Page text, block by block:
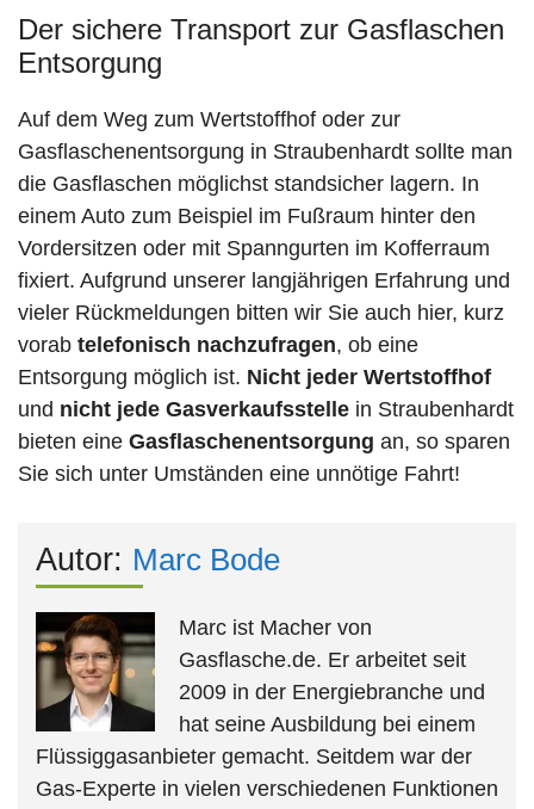
Der sichere Transport zur Gasflaschen
Entsorgung
Auf dem Weg zum Wertstoffhof oder zur
Gasflaschenentsorgung in Straubenhardt sollte man
die Gasflaschen möglichst standsicher lagern. In
einem Auto zum Beispiel im Fußraum hinter den
Vordersitzen oder mit Spanngurten im Kofferraum
fixiert. Aufgrund unserer langjährigen Erfahrung und
vieler Rückmeldungen bitten wir Sie auch hier, kurz
vorab telefonisch nachzufragen, ob eine
Entsorgung möglich ist. Nicht jeder Wertstoffhof
und nicht jede Gasverkaufsstelle in Straubenhardt
bieten eine Gasflaschenentsorgung an, so sparen
Sie sich unter Umständen eine unnötige Fahrt!
Autor: Marc Bode
Marc ist Macher von
Gasflasche.de. Er arbeitet seit
2009 in der Energiebranche und
hat seine Ausbildung bei einem
Flüssiggasanbieter gemacht. Seitdem war der
Gas-Experte in vielen verschiedenen Funktionen